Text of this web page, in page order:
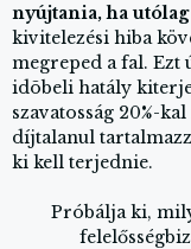
nyújtania, ha
kivitelezési hiba
megreped a fal. Ezt
idõbeli hatály
szavatosság 20%-
díjtalanul
ki kell terjednie.
Próbálja ki,